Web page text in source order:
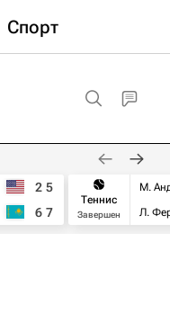
Спорт
2 5
6 7
Теннис
Завершен
М.
Л.